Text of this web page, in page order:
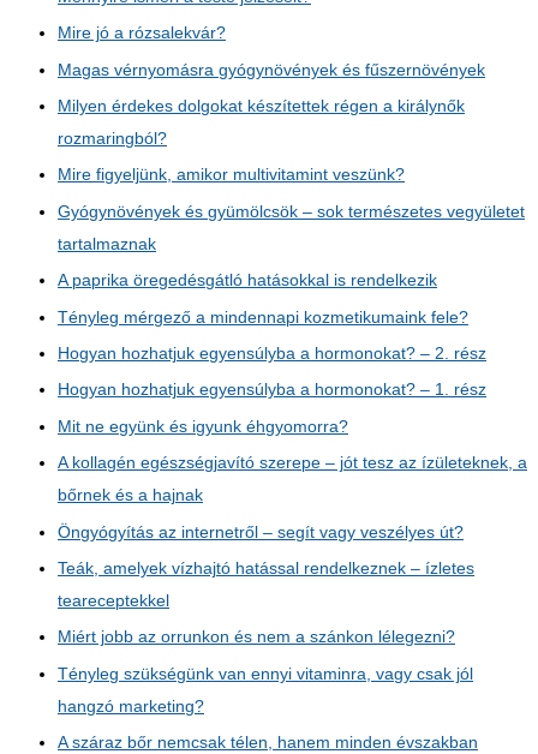
Mire jó a rózsalekvár?
Magas vérnyomásra gyógynövények és fűszernövények
Milyen érdekes dolgokat készítettek régen a királynők
rozmaringból?
Mire figyeljünk, amikor multivitamint veszünk?
Gyógynövények és gyümölcsök – sok természetes vegyületet
tartalmaznak
A paprika öregedésgátló hatásokkal is rendelkezik
Tényleg mérgező a mindennapi kozmetikumaink fele?
Hogyan hozhatjuk egyensúlyba a hormonokat? – 2. rész
Hogyan hozhatjuk egyensúlyba a hormonokat? – 1. rész
Mit ne együnk és igyunk éhgyomorra?
A kollagén egészségjavító szerepe – jót tesz az ízületeknek, a
bőrnek és a hajnak
Öngyógyítás az internetről – segít vagy veszélyes út?
Teák, amelyek vízhajtó hatással rendelkeznek – ízletes
teareceptekkel
Miért jobb az orrunkon és nem a szánkon lélegezni?
Tényleg szükségünk van ennyi vitaminra, vagy csak jól
hangzó marketing?
A száraz bőr nemcsak télen, hanem minden évszakban